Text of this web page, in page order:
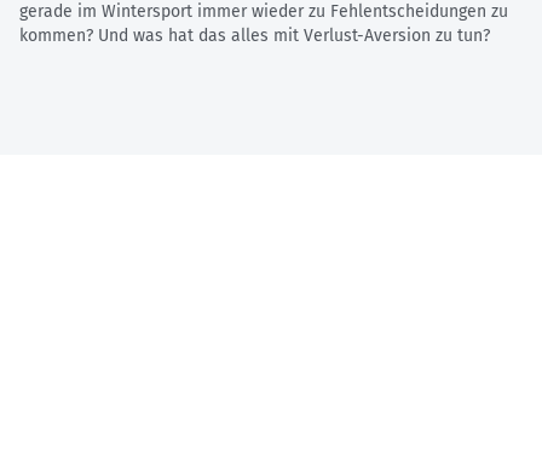
gerade im Wintersport immer wieder zu Fehlentscheidungen zu
kommen? Und was hat das alles mit Verlust-Aversion zu tun?